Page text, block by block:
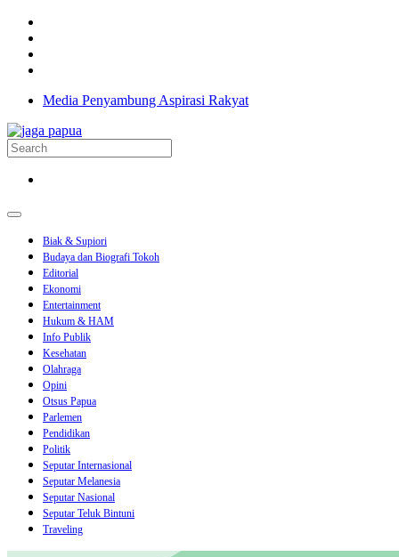
Media Penyambung Aspirasi Rakyat
Biak & Supiori
Budaya dan Biografi Tokoh
Editorial
Ekonomi
Entertainment
Hukum & HAM
Info Publik
Kesehatan
Olahraga
Opini
Otsus Papua
Parlemen
Pendidikan
Politik
Seputar Internasional
Seputar Melanesia
Seputar Nasional
Seputar Teluk Bintuni
Traveling